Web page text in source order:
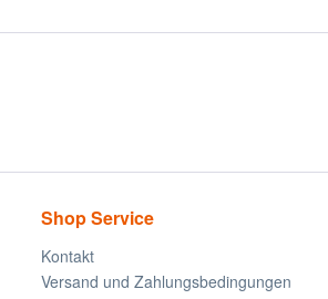
Shop Service
Kontakt
Versand und Zahlungsbedingungen